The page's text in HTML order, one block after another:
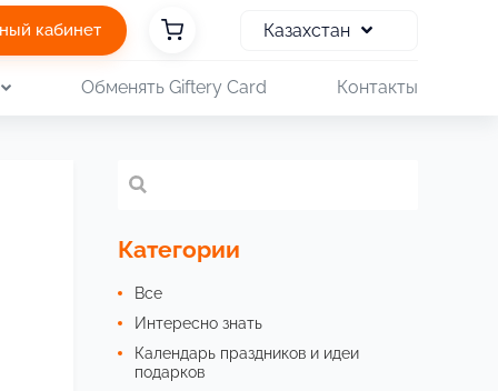
кабинет Казахстан
Обменять Giftery Card Контакты
Категории
Все
Интересно знать
Календарь праздников и идеи
подарков